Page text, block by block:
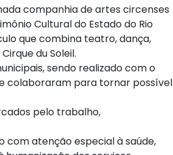
companhia de artes circenses
Cultural do Estado do Rio
que combina teatro, dança,
du Soleil.
sendo realizado com o
colaboraram para tornar possível
pelo trabalho,
com atenção especial à saúde,